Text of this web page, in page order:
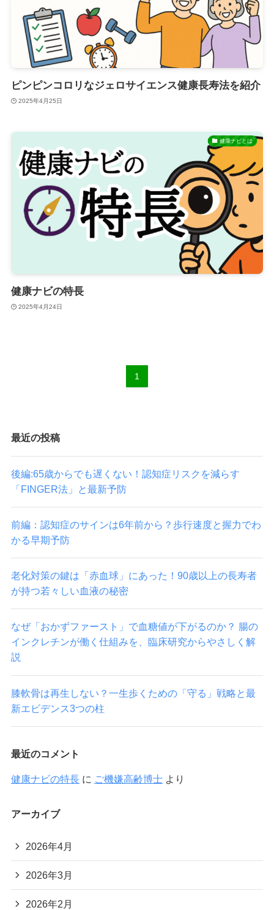
ピンピンコロリなジェロサイエンス健康長寿法を紹介
2025年4月25日
健康ナビとは
健康ナビの特長
2025年4月24日
1
最近の投稿
後編:65歳からでも遅くない！認知症リスクを減らす
「FINGER法」と最新予防
前編：認知症のサインは6年前から？歩行速度と握力でわ
かる早期予防
老化対策の鍵は「赤血球」にあった！90歳以上の長寿者
が持つ若々しい血液の秘密
なぜ「おかずファースト」で血糖値が下がるのか？ 腸の
インクレチンが働く仕組みを、臨床研究からやさしく解
説
膝軟骨は再生しない？一生歩くための「守る」戦略と最
新エビデンス3つの柱
最近のコメント
健康ナビの特長に ご機嫌高齢博士より
アーカイブ
2026年4月
2026年3月
2026年2月